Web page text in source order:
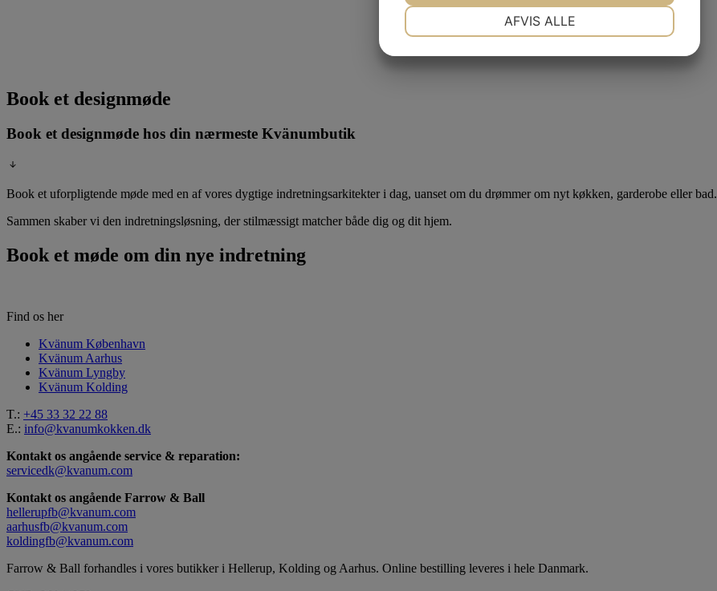
Book et designmøde
Book et designmøde hos din nærmeste Kvänumbutik
Book et uforpligtende møde med en af vores dygtige indretningsarkitekter i dag, uanset om du drømmer om nyt køkken, garderobe eller bad.
Sammen skaber vi den indretningsløsning, der stilmæssigt matcher både dig og dit hjem.
Book et møde om din nye indretning
Find os her
Kvänum København
Kvänum Aarhus
Kvänum Lyngby
Kvänum Kolding
T.: +45 33 32 22 88
E.: info@kvanumkokken.dk
Kontakt os angående service & reparation:
servicedk@kvanum.com
Kontakt os angående Farrow & Ball
hellerupfb@kvanum.com
aarhusfb@kvanum.com
koldingfb@kvanum.com
Farrow & Ball forhandles i vores butikker i Hellerup, Kolding og Aarhus. Online bestilling leveres i hele Danmark.
AFVIS ALLE